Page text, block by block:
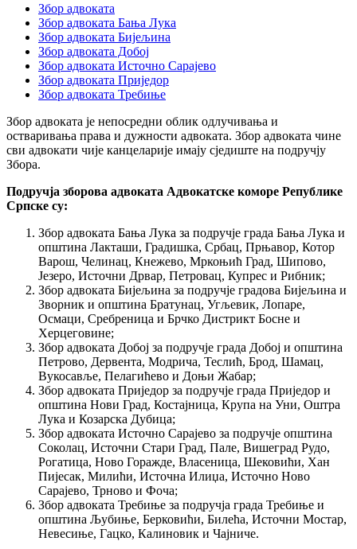
Збор адвоката
Збор адвоката Бања Лука
Збор адвоката Бијељина
Збор адвоката Добој
Збор адвоката Источно Сарајево
Збор адвоката Приједор
Збор адвоката Требиње
Збор адвоката је непосредни облик одлучивања и
остваривања права и дужности адвоката. Збор адвоката чине
сви адвокати чије канцеларије имају сједиште на подручју
Збора.
Подручја зборова адвоката Адвокатске коморе Републике
Српске су:
Збор адвоката Бања Лука за подручје града Бања Лука и
општина Лакташи, Градишка, Србац, Прњавор, Котор
Варош, Челинац, Кнежево, Мркоњић Град, Шипово,
Језеро, Источни Дрвар, Петровац, Купрес и Рибник;
Збор адвоката Бијељина за подручје градова Бијељина и
Зворник и општина Братунац, Угљевик, Лопаре,
Осмаци, Сребреница и Брчко Дистрикт Босне и
Херцеговине;
Збор адвоката Добој за подручје града Добој и општина
Петрово, Дервента, Модрича, Теслић, Брод, Шамац,
Вукосавље, Пелагићево и Доњи Жабар;
Збор адвоката Приједор за подручје града Приједор и
општина Нови Град, Костајница, Крупа на Уни, Оштра
Лука и Козарска Дубица;
Збор адвоката Источно Сарајево за подручје општина
Соколац, Источни Стари Град, Пале, Вишеград Рудо,
Рогатица, Ново Горажде, Власеница, Шековићи, Хан
Пијесак, Милићи, Источна Илиџа, Источно Ново
Сарајево, Трново и Фоча;
Збор адвоката Требиње за подручја града Требиње и
општина Љубиње, Берковићи, Билећа, Источни Мостар,
Невесиње, Гацко, Калиновик и Чајниче.